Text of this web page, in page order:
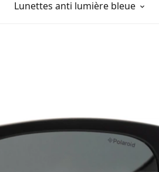
Lunettes anti lumière bleue